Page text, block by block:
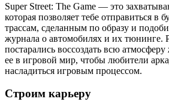
Super Street: The Game — это
которая позволяет тебе отправиться в
трассам, сделанным по образу и
журнала о автомобилях и их тюнинге.
постарались воссоздать всю
ее в игровой мир, чтобы любители
насладиться игровым процессом.
Строим карьеру